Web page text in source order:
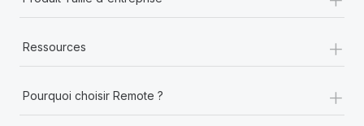
Ressources +
Pourquoi choisir Remote ? +